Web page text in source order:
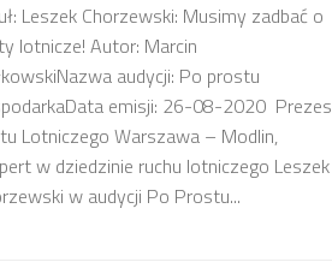
Leszek Chorzewski: Musimy zadbać o
lotnicze! Autor: Marcin
audycji: Po prostu
emisji: 26-08-2020 Prezes
Lotniczego Warszawa – Modlin,
w dziedzinie ruchu lotniczego Leszek
w audycji Po Prostu...